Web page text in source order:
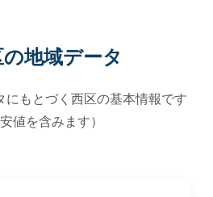
地域データ
にもとづく西区の基本情報です
値を含みます）